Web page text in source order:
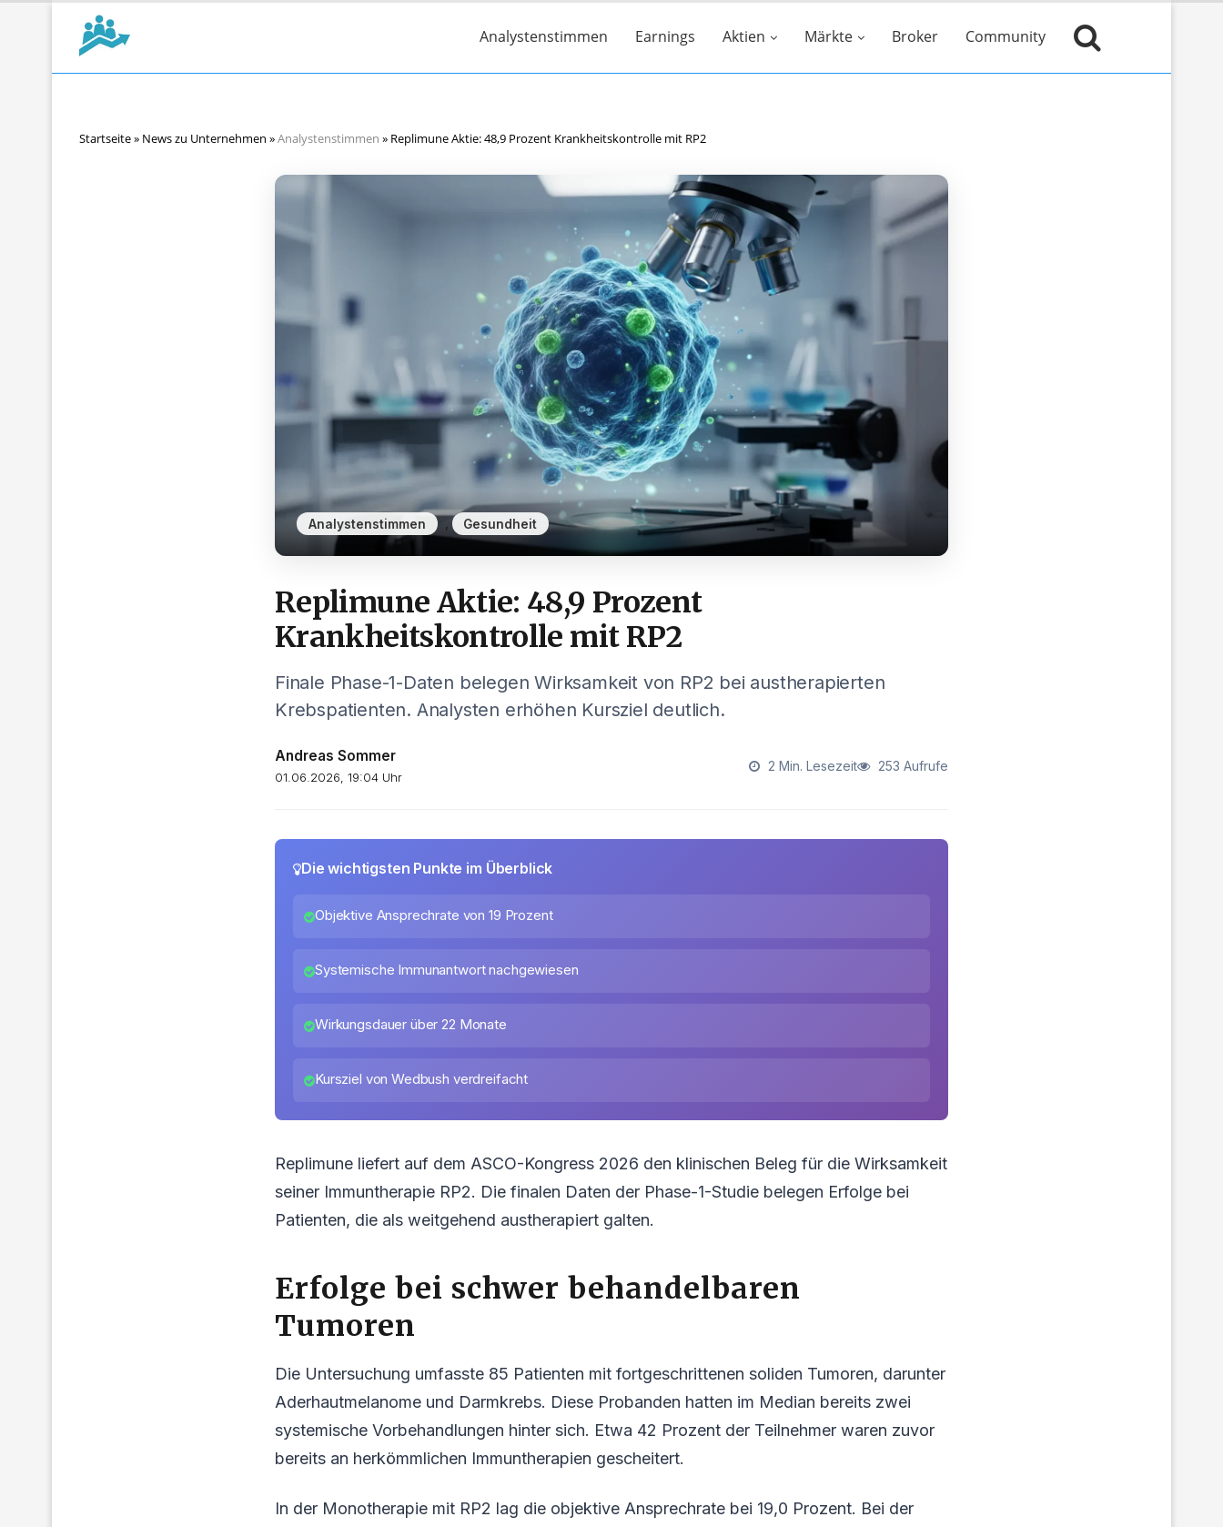
Analystenstimmen Earnings Aktien Märkte Broker Community
Startseite» News zu Unternehmen »Analystenstimmen » Replimune Aktie: 48,9 Prozent Krankheitskontrolle mit RP2
Analystenstimmen , Gesundheit
Replimune Aktie: 48,9 Prozent
Krankheitskontrolle mit RP2
Finale Phase-1-Daten belegen Wirksamkeit von RP2 bei austherapierten
Krebspatienten. Analysten erhöhen Kursziel deutlich.
Andreas Sommer
01.06.2026, 19:04 Uhr
2 Min. Lesezeit 253 Aufrufe
Die wichtigsten Punkte im Überblick
Objektive Ansprechrate von 19 Prozent
Systemische Immunantwort nachgewiesen
Wirkungsdauer über 22 Monate
Kursziel von Wedbush verdreifacht
Replimune liefert auf dem ASCO-Kongress 2026 den klinischen Beleg für die Wirksamkeit
seiner Immuntherapie RP2. Die finalen Daten der Phase-1-Studie belegen Erfolge bei
Patienten, die als weitgehend austherapiert galten.
Erfolge bei schwer behandelbaren
Tumoren
Die Untersuchung umfasste 85 Patienten mit fortgeschrittenen soliden Tumoren, darunter
Aderhautmelanome und Darmkrebs. Diese Probanden hatten im Median bereits zwei
systemische Vorbehandlungen hinter sich. Etwa 42 Prozent der Teilnehmer waren zuvor
bereits an herkömmlichen Immuntherapien gescheitert.
In der Monotherapie mit RP2 lag die objektive Ansprechrate bei 19,0 Prozent. Bei der